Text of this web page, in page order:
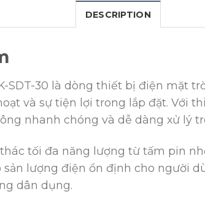
DESCRIPTION
SDT-30 là dòng thiết bị điện mặt
và sự tiện lợi trong lắp đặt. Với
nhanh chóng và dễ dàng xử lý
tối đa năng lượng từ tấm pin
sản lượng điện ổn định cho người
dân dụng.